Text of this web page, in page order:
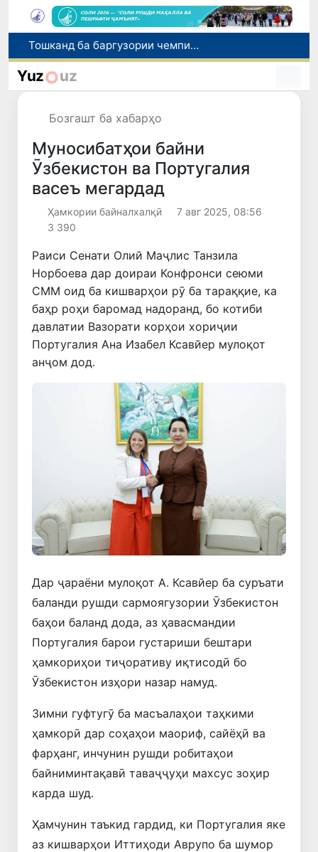
Тошканд ба баргузории чемпионати Осиё оид ба вазнабардорӣ омодагӣ мебинад
Шаҳрвандони Ӯзбекистон метавонанд дар доираи барномаи H-2A ба корҳои мавсимии кишоварзӣ дар ИМА сафарбар шаванд
Yuz uz
Бозгашт ба хабарҳо
Муносибатҳои байни
Ӯзбекистон ва Португалия
васеъ мегардад
Ҳамкории байналхалқӣ
7 авг 2025, 08:56
3 390
Раиси Сенати Олий Маҷлис Танзила
Норбоева дар доираи Конфронси сеюми
СММ оид ба кишварҳои рӯ ба тараққие, ка
баҳр роҳи баромад надоранд, бо котиби
давлатии Вазорати корҳои хориҷии
Португалия Ана Изабел Ксавйер мулоқот
анҷом дод.
Дар ҷараёни мулоқот А. Ксавйер ба суръати
баланди рушди сармоягузории Ӯзбекистон
баҳои баланд дода, аз ҳавасмандии
Португалия барои густариши бештари
ҳамкориҳои тиҷоративу иқтисодӣ бо
Ӯзбекистон изҳори назар намуд.
Зимни гуфтугӯ ба масъалаҳои таҳкими
ҳамкорӣ дар соҳаҳои маориф, сайёҳӣ ва
фарҳанг, инчунин рушди робитаҳои
байниминтақавӣ таваҷҷуҳи махсус зоҳир
карда шуд.
Ҳамчунин таъкид гардид, ки Португалия яке
аз кишварҳои Иттиҳоди Аврупо ба шумор